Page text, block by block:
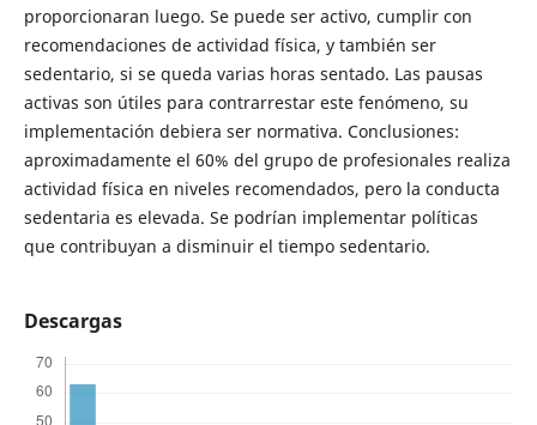
proporcionaran luego. Se puede ser activo, cumplir con
recomendaciones de actividad física, y también ser
sedentario, si se queda varias horas sentado. Las pausas
activas son útiles para contrarrestar este fenómeno, su
implementación debiera ser normativa. Conclusiones:
aproximadamente el 60% del grupo de profesionales realiza
actividad física en niveles recomendados, pero la conducta
sedentaria es elevada. Se podrían implementar políticas
que contribuyan a disminuir el tiempo sedentario.
Descargas